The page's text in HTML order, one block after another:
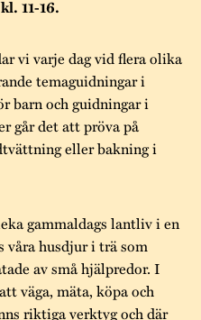
Trygghet
Hållbar utveckling
Kontakta oss
Kalas på Stundars
Stundars teater
Jarl Hemmer
Rödmyllan
Museipedagogik
Hantverk
Projekt
Museisamlingarna
Marknader
Årsberättelser
Årets Gunnar
registerbeskrivning
11-16.
vi varje dag vid flera olika
temaguidningar i
barn och guidningar i
går det att pröva på
eller bakning i
gammaldags lantliv i en
husdjur i trä som
av små hjälpredor. I
väga, mäta, köpa och
riktiga verktyg och där